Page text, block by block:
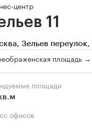
центр
11
Зельев переулок,
площадь →
площади
офисов